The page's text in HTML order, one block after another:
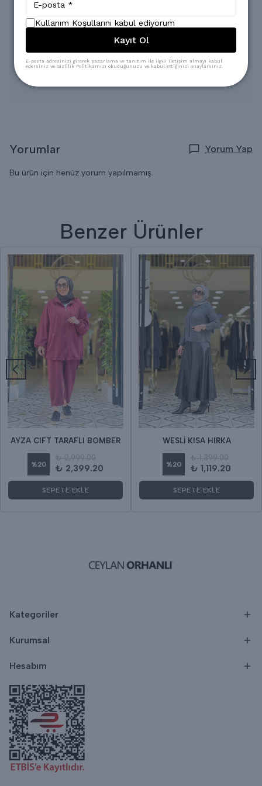
* Konsept Çekimlerinde Renkler Işık Farklılığından Dolayı Bazı
Ürünlerde Değişiklik Gösterebilir.
* Yıkama: Ilık 30-35 Derecede elde Yıkama ayarında
* Ağartıcı ve yoğun kimyasal içeren deterjanların kullanılması
tavsiye edilmez.
* Gölge de kurutma yapılması tavsiye edilir.
* Kuru Temizlemeye verilebilir.
Yorumlar Yorum Yap
Bu ürün için henüz yorum yapılmamış.
Benzer Ürünler
AYZA CIFT TARAFLI BOMBER
%20
₺ 2,999.00
₺ 2,399.20
SEPETE EKLE
WESLİ KISA HIRKA
%20
₺ 1,399.00
₺ 1,119.20
SEPETE EKLE
Kategoriler
Kurumsal
Hesabım
Kullanım Koşullarını kabul ediyorum
Kayıt Ol
E-posta adresinizi girerek pazarlama ve tanıtım ile ilgili iletişim almayı kabul
edersiniz ve Gizlilik Politikamızı okuduğunuzu ve kabul ettiğinizi onaylarsınız.